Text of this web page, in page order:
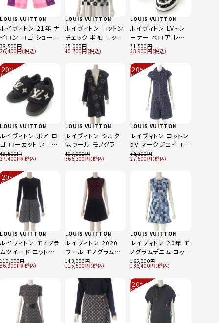
LOUIS VUITTON
ルイヴィトン 21年 ナ
イロン ロゴ ショート
パンツ FW212W
PG5 FLPA44 ピンク
×パープル 34
38,500
26,400
LOUIS VUITTON
ルイヴィトン コットン
チェック 半袖 ニット
RW222W PU1
FNKS18 ホワイト系
マルチカラー S
55,000
40,700
LOUIS VUITTON
ルイヴィトン LVトレ
ーナー ベロア レザ
ー ローカット スニー
カー シューズ
GO0223 ブラック 2
71,500
53,900
20%
OFF
LOUIS VUITTON
ルイヴィトン ボア ロ
ゴ ローカット スニー
カー CL0262 ブラッ
ク 35 1/2
49,500
37,400
LOUIS VUITTON
ルイヴィトン シルク
混ウール モノグラム
ジャイアント フーデ
ッド ラップコート ア
グレー 34
407,000
366,300
20%
OFF
LOUIS VUITTON
ルイヴィトン コットン
by マークジェイコブ
ス レオパード ノース
リーブ ワンピース ネ
イビー系 36
36,300
27,500
20%
OFF
LOUIS VUITTON
ルイヴィトン モノグラ
ムツイード ニット切
替 ジップアップ ワン
ピース FIDR30SNS
ブラック ブルー 34
110,000
86,900
LOUIS VUITTON
ルイヴィトン 2020
ウール モノグラムジ
ャガード ニット ノー
スリーブ ワンピース
ブラック×レッド XS
143,000
115,500
LOUIS VUITTON
ルイヴィトン 20年 モ
ノグラムデニム コット
ン ノースリーブ フロ
ントジップ ワンピー
ス ダミエ RW201A
ブルー 34
165,000
136,400
20%
OFF